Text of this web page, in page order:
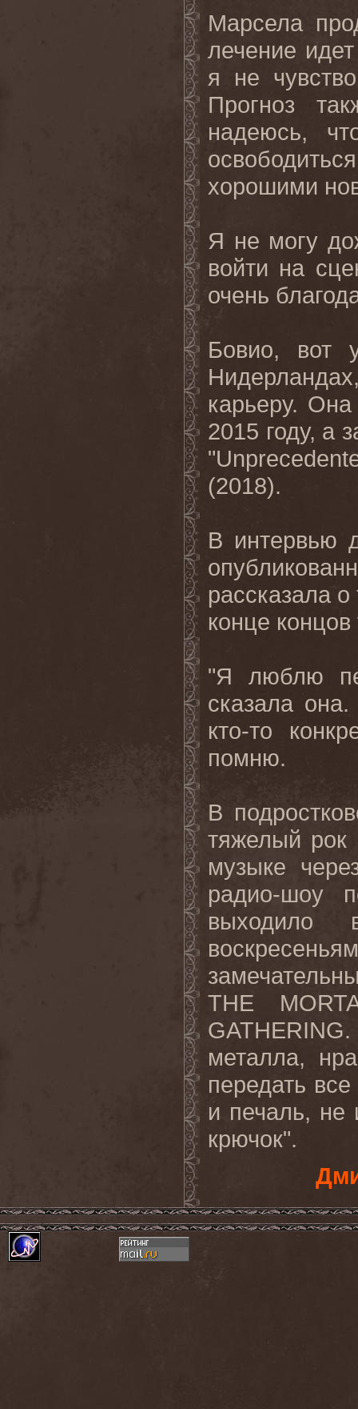
Марсела
лечение
я не
Прогноз
надеюсь,
хорошими
Я не могу
войти на
очень
Бовио, вот
карьеру.
2015 году, а
(2018).
В интервью
рассказала
конце
"Я люблю
сказала
кто-то
помню.
В
тяжелый
музыке
радио-шоу
THE
металла,
передать
и печаль,
крючок".